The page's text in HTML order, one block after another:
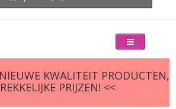
KWALITEIT PRODUCTEN,
PRIJZEN! <<